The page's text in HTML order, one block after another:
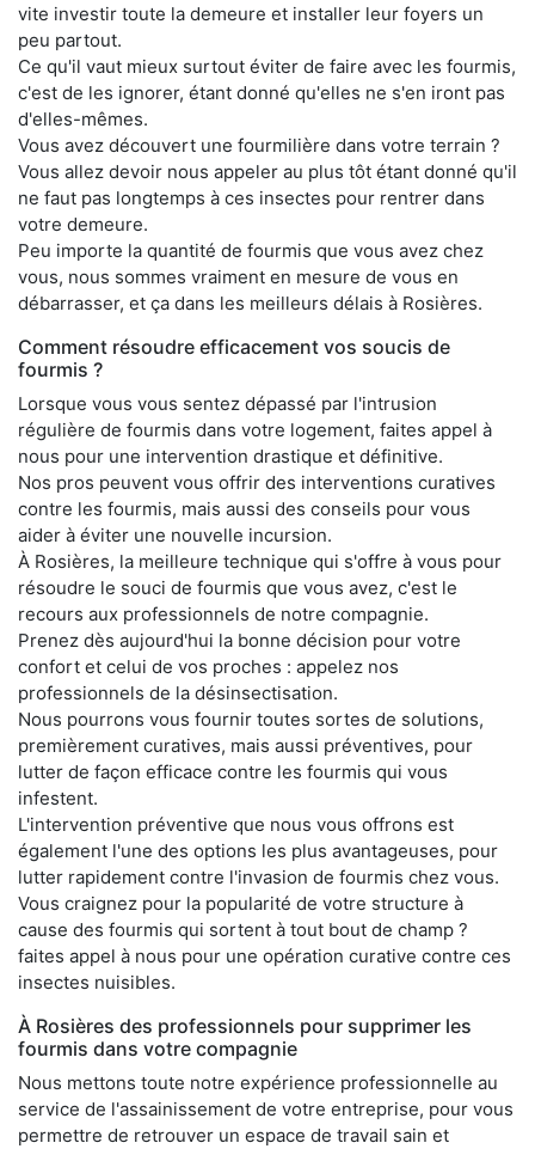
vite investir toute la demeure et installer leur foyers un
peu partout.
Ce qu'il vaut mieux surtout éviter de faire avec les fourmis,
c'est de les ignorer, étant donné qu'elles ne s'en iront pas
d'elles-mêmes.
Vous avez découvert une fourmilière dans votre terrain ?
Vous allez devoir nous appeler au plus tôt étant donné qu'il
ne faut pas longtemps à ces insectes pour rentrer dans
votre demeure.
Peu importe la quantité de fourmis que vous avez chez
vous, nous sommes vraiment en mesure de vous en
débarrasser, et ça dans les meilleurs délais à Rosières.
Comment résoudre efficacement vos soucis de
fourmis ?
Lorsque vous vous sentez dépassé par l'intrusion
régulière de fourmis dans votre logement, faites appel à
nous pour une intervention drastique et définitive.
Nos pros peuvent vous offrir des interventions curatives
contre les fourmis, mais aussi des conseils pour vous
aider à éviter une nouvelle incursion.
À Rosières, la meilleure technique qui s'offre à vous pour
résoudre le souci de fourmis que vous avez, c'est le
recours aux professionnels de notre compagnie.
Prenez dès aujourd'hui la bonne décision pour votre
confort et celui de vos proches : appelez nos
professionnels de la désinsectisation.
Nous pourrons vous fournir toutes sortes de solutions,
premièrement curatives, mais aussi préventives, pour
lutter de façon efficace contre les fourmis qui vous
infestent.
L'intervention préventive que nous vous offrons est
également l'une des options les plus avantageuses, pour
lutter rapidement contre l'invasion de fourmis chez vous.
Vous craignez pour la popularité de votre structure à
cause des fourmis qui sortent à tout bout de champ ?
faites appel à nous pour une opération curative contre ces
insectes nuisibles.
À Rosières des professionnels pour supprimer les
fourmis dans votre compagnie
Nous mettons toute notre expérience professionnelle au
service de l'assainissement de votre entreprise, pour vous
permettre de retrouver un espace de travail sain et